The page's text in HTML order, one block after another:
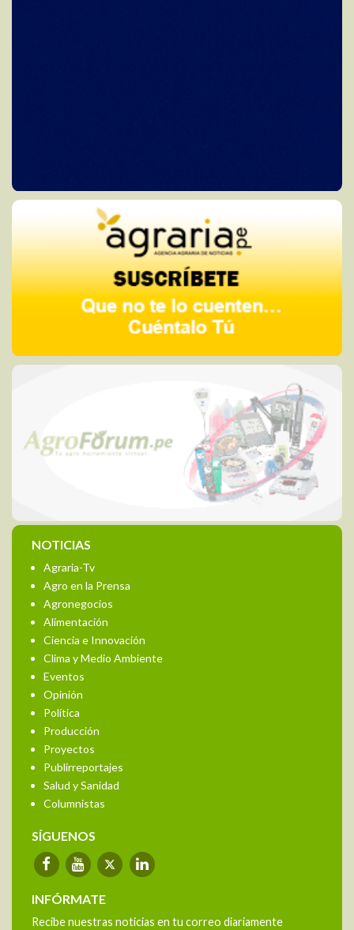
NOTICIAS
Agraria-Tv
Agro en la Prensa
Agronegocios
Alimentación
Ciencia e Innovación
Clima y Medio Ambiente
Eventos
Opinión
Política
Producción
Proyectos
Publirreportajes
Salud y Sanidad
Columnistas
SÍGUENOS
INFÓRMATE
Recibe nuestras noticias en tu correo diariamente